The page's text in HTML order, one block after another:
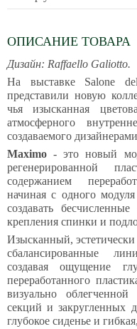
ОПИСАНИЕ ТОВАРА
Дизайн: Raffaello Galiotto.
На выставке Salone
представили новую
чья изысканная
атмосферного
создаваемого
Maximo- это новый
регенерированной
содержанием
начиная с одного
создавать
крепления спинки и
Изысканный,
сбалансированные
создавая ощущение
переработанного
визуально
секций и закругленных
глубокое сиденье и